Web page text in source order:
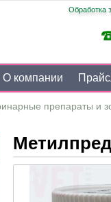
Обработка
О компании
препараты и